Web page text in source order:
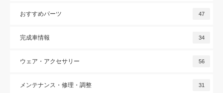
おすすめパーツ 47
完成車情報 34
ウェア・アクセサリー 56
メンテナンス・修理・調整 31